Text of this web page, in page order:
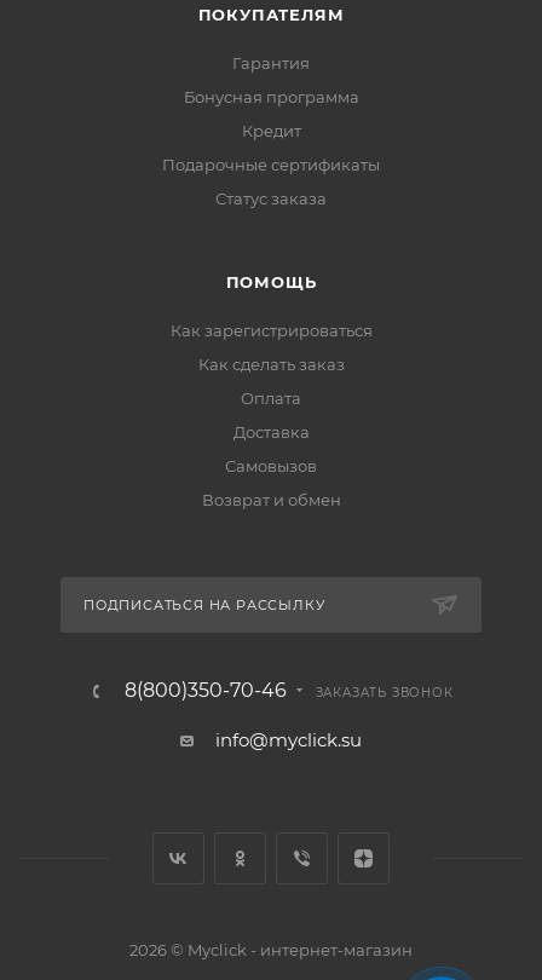
ПОКУПАТЕЛЯМ
Гарантия
Бонусная программа
Кредит
Подарочные сертификаты
Статус заказа
ПОМОЩЬ
Как зарегистрироваться
Как сделать заказ
Оплата
Доставка
Самовызов
Возврат и обмен
ПОДПИСАТЬСЯ НА РАССЫЛКУ
8(800)350-70-46 ЗАКАЗАТЬ ЗВОНОК
info@myclick.su
2026 © Myclick - интернет-магазин